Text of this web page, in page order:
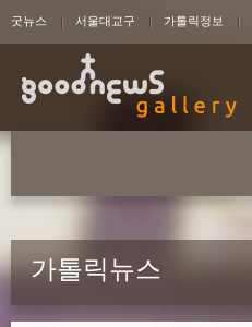
굿뉴스 서울대교구 가톨릭정보
가톨릭뉴스